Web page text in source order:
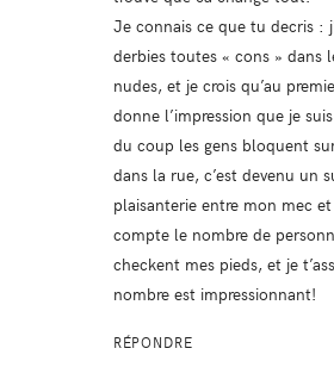
Je connais ce que tu decris :
derbies toutes « cons » dans
nudes, et je crois qu’au
donne l’impression que je
du coup les gens bloquent
dans la rue, c’est devenu un
plaisanterie entre mon mec
compte le nombre de
checkent mes pieds, et je
nombre est impressionnant!
RÉPONDRE